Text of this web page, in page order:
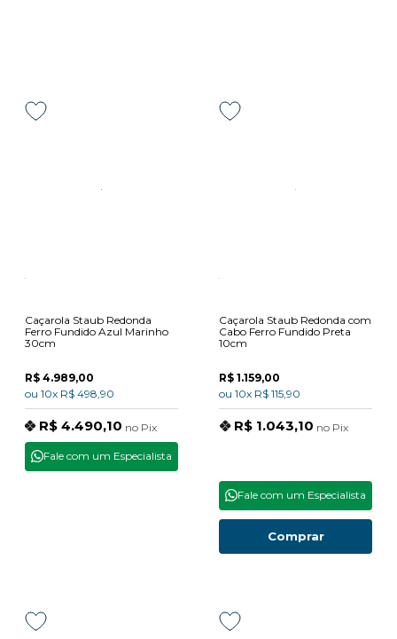
Caçarola Staub Redonda
Ferro Fundido Azul Marinho
30cm
R$ 4.989,00
ou 10x R$ 498,90
R$ 4.490,10 no Pix
Fale com um Especialista
Caçarola Staub Redonda com
Cabo Ferro Fundido Preta
10cm
R$ 1.159,00
ou 10x R$ 115,90
R$ 1.043,10 no Pix
Comprar
Fale com um Especialista